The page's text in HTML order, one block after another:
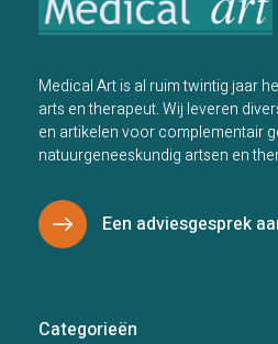
Medical Art is al ruim twintig jaar
arts en therapeut. Wij leveren
en artikelen voor complementair
natuurgeneeskundig artsen en
Een adviesgesprek
Categorieën